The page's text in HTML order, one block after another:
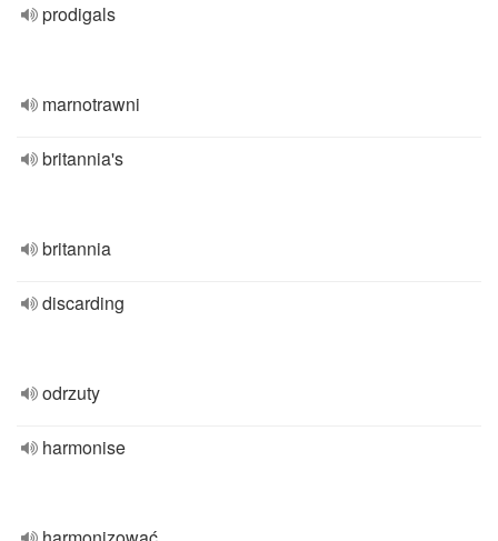
prodigals
marnotrawni
britannia's
britannia
discarding
odrzuty
harmonise